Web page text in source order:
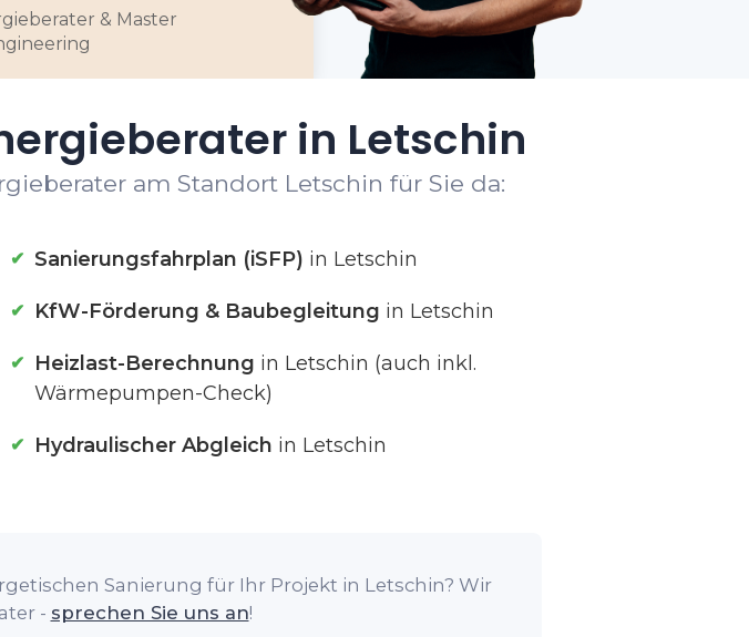
& Master
in Letschin
am Standort Letschin für Sie da:
Sanierungsfahrplan (iSFP) in Letschin
KfW-Förderung & Baubegleitung in Letschin
Heizlast-Berechnung in Letschin (auch inkl.
Wärmepumpen-Check)
Hydraulischer Abgleich in Letschin
Sanierung für Ihr Projekt in Letschin? Wir
- sprechen Sie uns an!